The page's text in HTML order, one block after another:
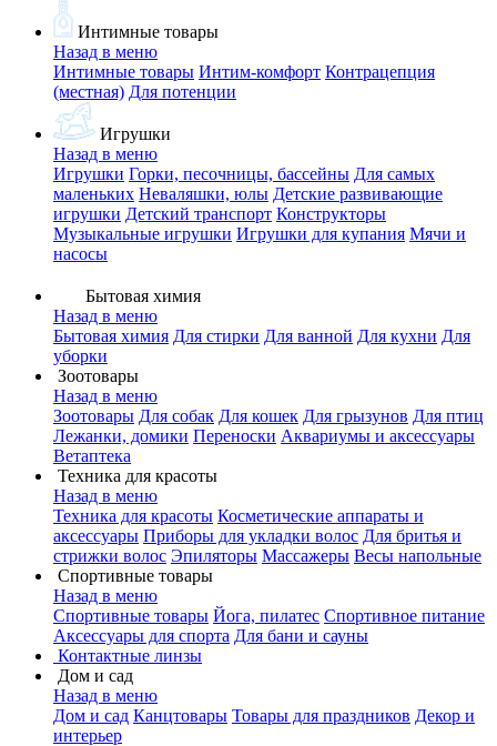
Интимные товары
Назад в меню
Интимные товары Интим-комфорт Контрацепция
(местная) Для потенции
Игрушки
Назад в меню
Игрушки Горки, песочницы, бассейны Для самых
маленьких Неваляшки, юлы Детские развивающие
игрушки Детский транспорт Конструкторы
Музыкальные игрушки Игрушки для купания Мячи и
насосы
Бытовая химия
Назад в меню
Бытовая химия Для стирки Для ванной Для кухни Для
уборки
Зоотовары
Назад в меню
Зоотовары Для собак Для кошек Для грызунов Для птиц
Лежанки, домики Переноски Аквариумы и аксессуары
Ветаптека
Техника для красоты
Назад в меню
Техника для красоты Косметические аппараты и
аксессуары Приборы для укладки волос Для бритья и
стрижки волос Эпиляторы Массажеры Весы напольные
Спортивные товары
Назад в меню
Спортивные товары Йога, пилатес Спортивное питание
Аксессуары для спорта Для бани и сауны
Контактные линзы
Дом и сад
Назад в меню
Дом и сад Канцтовары Товары для праздников Декор и
интерьер